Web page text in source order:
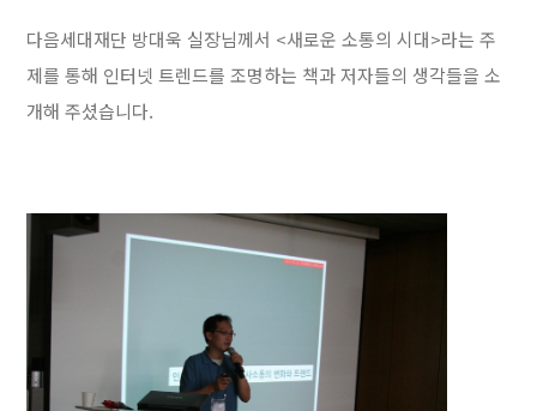
다음세대재단 방대욱 실장님께서 <새로운 소통의 시대>라는 주
제를 통해 인터넷 트렌드를 조명하는 책과 저자들의 생각들을 소
개해 주셨습니다.